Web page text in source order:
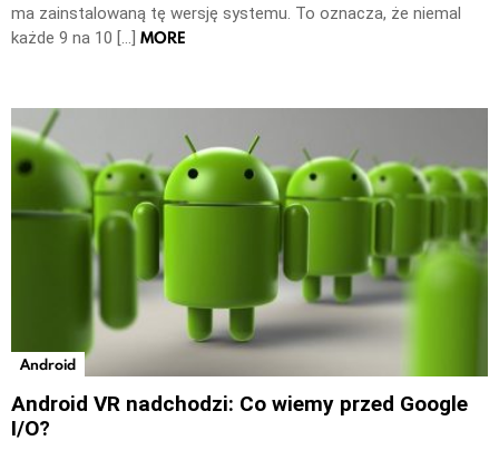
ma zainstalowaną tę wersję systemu. To oznacza, że niemal
każde 9 na 10 […] MORE
Android
Android VR nadchodzi: Co wiemy przed Google
I/O?